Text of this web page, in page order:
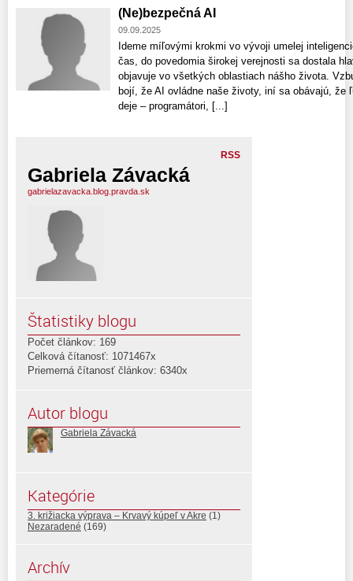
(Ne)bezpečná AI
09.09.2025
Ideme míľovými krokmi vo vývoji umelej
čas, do povedomia širokej verejnosti sa dostala
objavuje vo všetkých oblastiach nášho života.
bojí, že AI ovládne naše životy, iní sa obávajú, že
deje – programátori, [...]
RSS
Gabriela Závacká
gabrielazavacka.blog.pravda.sk
Štatistiky blogu
Počet článkov: 169
Celková čítanosť: 1071467x
Priemerná čítanosť článkov: 6340x
Autor blogu
Gabriela Závacká
Kategórie
3. križiacka výprava – Krvavý kúpeľ v Akre (1)
Nezaradené (169)
Archív